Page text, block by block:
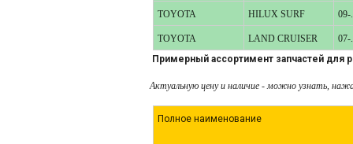
TOYOTA HILUX SURF 09-
TOYOTA LAND CRUISER
07-
Примерный ассортимент запчастей для
Актуальную цену и наличие - можно узнать,
Полное наименование